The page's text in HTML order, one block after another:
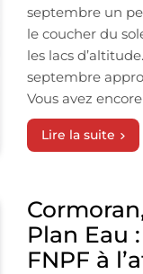
septembre un
le coucher du
les lacs
septembre
Vous avez
Lire la suite
Plan Eau
FNPF à